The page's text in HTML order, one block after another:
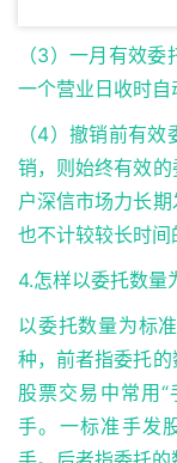
（3）一月有效
一个营业日收时自
（4）撤销前有
销，则始终有效
户深信市场力长
也不计较较长时间
4.怎样以委托数量
以委托数量为标
种，前者指委托的
股票交易中常用
手。一标准手发